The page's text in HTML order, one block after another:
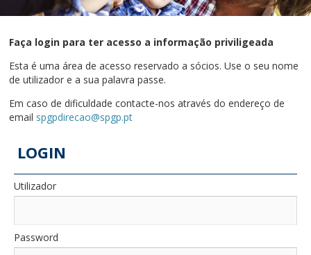
Faça login para ter acesso a informação priviligeada
Esta é uma área de acesso reservado a sócios. Use o seu nome
de utilizador e a sua palavra passe.
Em caso de dificuldade contacte-nos através do endereço de
email spgpdirecao@spgp.pt
LOGIN
Utilizador
Password